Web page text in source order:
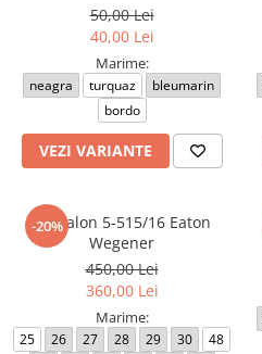
50,00 Lei
40,00 Lei
Marime:
neagra turquaz
bleumarin
bordo
VEZI VARIANTE
-20%
Pantalon 5-515/16 Eaton
Wegener
450,00 Lei
360,00 Lei
Marime:
25 26 27 28 29 30
48